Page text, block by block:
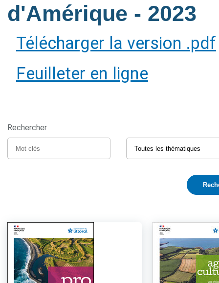
d'Amérique - 2023
Télécharger la version .pdf
Feuilleter en ligne
Rechercher